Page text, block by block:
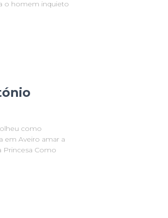
o homem inquieto
como
em Aveiro amar a
Princesa Como